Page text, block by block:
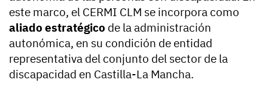
este marco, el CERMI CLM se incorpora como
aliado estratégico de la administración
autonómica, en su condición de entidad
representativa del conjunto del sector de la
discapacidad en Castilla-La Mancha.